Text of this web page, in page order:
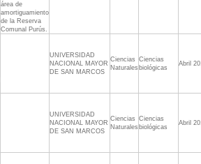
área de
amortiguamiento
de la Reserva
Comunal Purús.
UNIVERSIDAD
NACIONAL MAYOR
DE SAN MARCOS
Ciencias
Naturales
Ciencias
biológicas
Abril
UNIVERSIDAD
NACIONAL MAYOR
DE SAN MARCOS
Ciencias
Naturales
Ciencias
biológicas
Abril